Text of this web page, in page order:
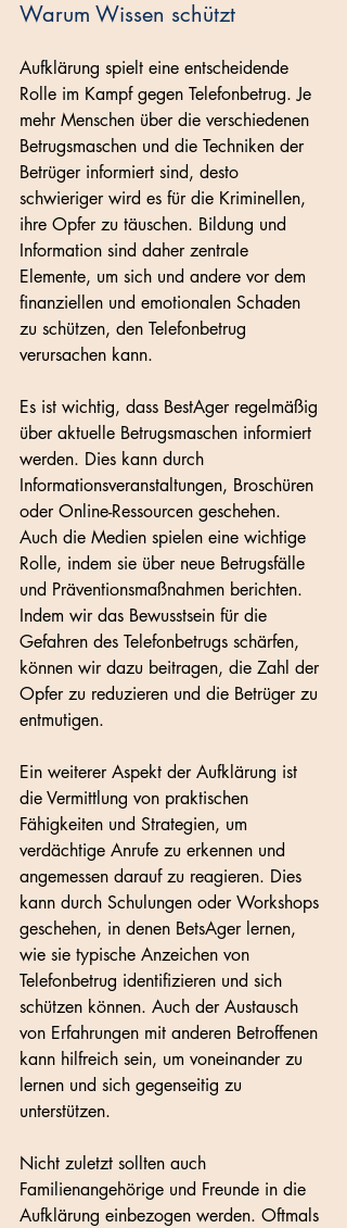
Warum Wissen schützt
Aufklärung spielt eine entscheidende
Rolle im Kampf gegen Telefonbetrug. Je
mehr Menschen über die verschiedenen
Betrugsmaschen und die Techniken der
Betrüger informiert sind, desto
schwieriger wird es für die Kriminellen,
ihre Opfer zu täuschen. Bildung und
Information sind daher zentrale
Elemente, um sich und andere vor dem
finanziellen und emotionalen Schaden
zu schützen, den Telefonbetrug
verursachen kann.
Es ist wichtig, dass BestAger regelmäßig
über aktuelle Betrugsmaschen informiert
werden. Dies kann durch
Informationsveranstaltungen, Broschüren
oder Online-Ressourcen geschehen.
Auch die Medien spielen eine wichtige
Rolle, indem sie über neue Betrugsfälle
und Präventionsmaßnahmen berichten.
Indem wir das Bewusstsein für die
Gefahren des Telefonbetrugs schärfen,
können wir dazu beitragen, die Zahl der
Opfer zu reduzieren und die Betrüger zu
entmutigen.
Ein weiterer Aspekt der Aufklärung ist
die Vermittlung von praktischen
Fähigkeiten und Strategien, um
verdächtige Anrufe zu erkennen und
angemessen darauf zu reagieren. Dies
kann durch Schulungen oder Workshops
geschehen, in denen BetsAger lernen,
wie sie typische Anzeichen von
Telefonbetrug identifizieren und sich
schützen können. Auch der Austausch
von Erfahrungen mit anderen Betroffenen
kann hilfreich sein, um voneinander zu
lernen und sich gegenseitig zu
unterstützen.
Nicht zuletzt sollten auch
Familienangehörige und Freunde in die
Aufklärung einbezogen werden. Oftmals